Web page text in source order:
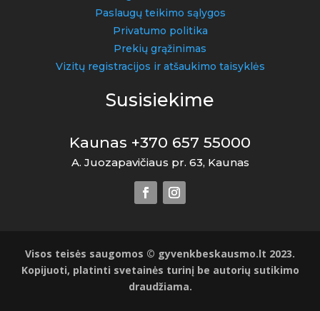
Paslaugų teikimo sąlygos
Privatumo politika
Prekių grąžinimas
Vizitų registracijos ir atšaukimo taisyklės
Susisiekime
Kaunas +370 657 55000
A. Juozapavičiaus pr. 63, Kaunas
Visos teisės saugomos © gyvenkbeskausmo.lt 2023.
Kopijuoti, platinti svetainės turinį be autorių sutikimo
draudžiama.